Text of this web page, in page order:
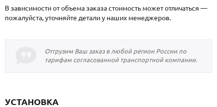
В зависимости от объема заказа стоимость может отличаться —
пожалуйста, уточняйте детали у наших менеджеров.
Отгрузим Ваш заказ в любой регион России по
тарифам согласованной транспортной компании.
УСТАНОВКА